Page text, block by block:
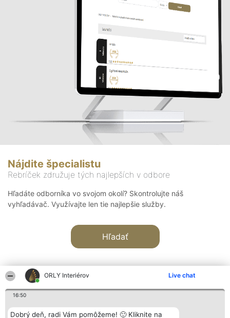
ORLY Interiérov Live chat
16:50
Dobrý deň, radi Vám pomôžeme! 🙂 Kliknite na
Nájdite špecialistu
Rebríček združuje tých najlepších v odbore
Hľadáte odborníka vo svojom okolí? Skontrolujte náš
vyhľadávač. Využívajte len tie najlepšie služby.
Hľadať
Organizátor hodnotenia Hodnotenie Kontakt